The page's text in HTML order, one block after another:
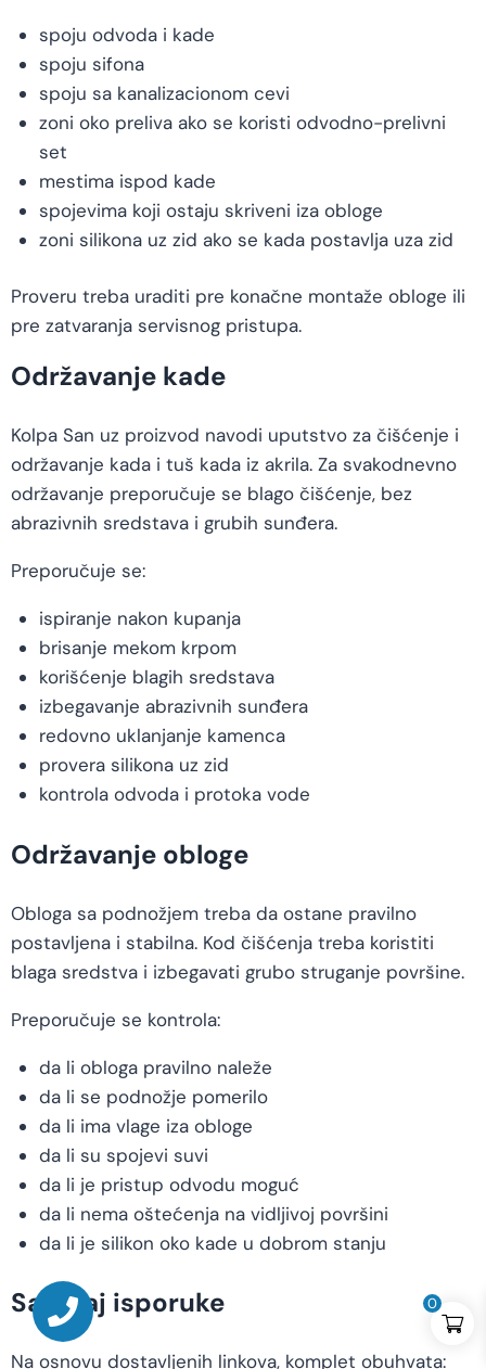
0
spoju odvoda i kade
spoju sifona
spoju sa kanalizacionom cevi
zoni oko preliva ako se koristi odvodno-prelivni
set
mestima ispod kade
spojevima koji ostaju skriveni iza obloge
zoni silikona uz zid ako se kada postavlja uza zid
Proveru treba uraditi pre konačne montaže obloge ili
pre zatvaranja servisnog pristupa.
Održavanje kade
Kolpa San uz proizvod navodi uputstvo za čišćenje i
održavanje kada i tuš kada iz akrila. Za svakodnevno
održavanje preporučuje se blago čišćenje, bez
abrazivnih sredstava i grubih sunđera.
Preporučuje se:
ispiranje nakon kupanja
brisanje mekom krpom
korišćenje blagih sredstava
izbegavanje abrazivnih sunđera
redovno uklanjanje kamenca
provera silikona uz zid
kontrola odvoda i protoka vode
Održavanje obloge
Obloga sa podnožjem treba da ostane pravilno
postavljena i stabilna. Kod čišćenja treba koristiti
blaga sredstva i izbegavati grubo struganje površine.
Preporučuje se kontrola:
da li obloga pravilno naleže
da li se podnožje pomerilo
da li ima vlage iza obloge
da li su spojevi suvi
da li je pristup odvodu moguć
da li nema oštećenja na vidljivoj površini
da li je silikon oko kade u dobrom stanju
Sadržaj isporuke
Na osnovu dostavljenih linkova, komplet obuhvata: